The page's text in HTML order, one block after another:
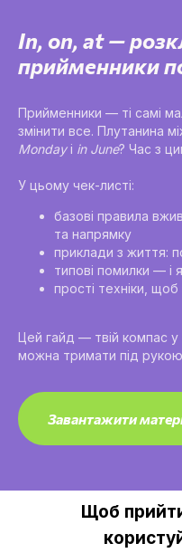
In, on, at —
прийменники
Прийменники — ті самі
змінити все. Плутанина
Mondayі in June? Час з
У цьому чек-листі:
базові правила
та напрямку
приклади з життя:
типові помилки — і
прості техніки,
Цей гайд — твій компас у
можна тримати під рукою
Завантажити
Щоб